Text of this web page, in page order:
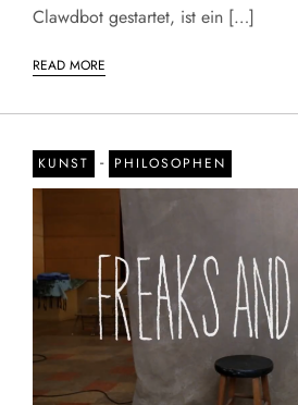
Clawdbot gestartet, ist ein […]
READ MORE
KUNST - PHILOSOPHEN